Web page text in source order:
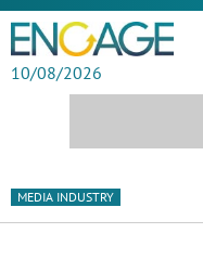
10/08/2026
MEDIA INDUSTRY